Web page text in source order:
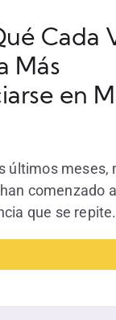
Cada
Más
en
últimos meses,
comenzado
que se